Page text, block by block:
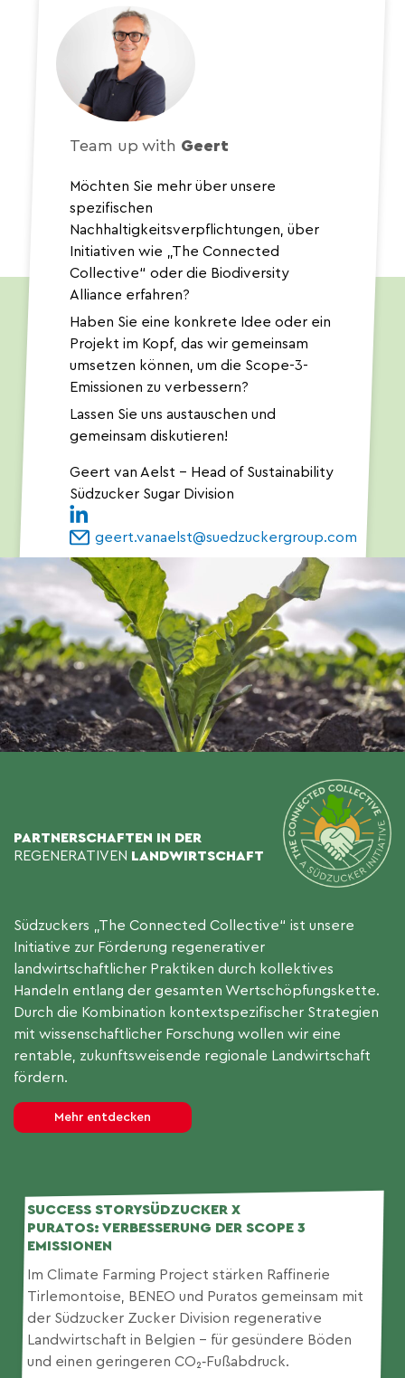
Team up with Geert
Möchten Sie mehr über unsere
spezifischen
Nachhaltigkeitsverpflichtungen, über
Initiativen wie „The Connected
Collective“ oder die Biodiversity
Alliance erfahren?
Haben Sie eine konkrete Idee oder ein
Projekt im Kopf, das wir gemeinsam
umsetzen können, um die Scope-3-
Emissionen zu verbessern?
Lassen Sie uns austauschen und
gemeinsam diskutieren!
Geert van Aelst – Head of Sustainability
Südzucker Sugar Division
geert.vanaelst@suedzuckergroup.com
PARTNERSCHAFTEN IN DER
REGENERATIVEN LANDWIRTSCHAFT
Südzuckers „The Connected Collective“ ist unsere
Initiative zur Förderung regenerativer
landwirtschaftlicher Praktiken durch kollektives
Handeln entlang der gesamten Wertschöpfungskette.
Durch die Kombination kontextspezifischer Strategien
mit wissenschaftlicher Forschung wollen wir eine
rentable, zukunftsweisende regionale Landwirtschaft
fördern.
Mehr entdecken
SUCCESS STORYSÜDZUCKER X
PURATOS: VERBESSERUNG DER SCOPE 3
EMISSIONEN
Im Climate Farming Project stärken Raffinerie
Tirlemontoise, BENEO und Puratos gemeinsam mit
der Südzucker Zucker Division regenerative
Landwirtschaft in Belgien – für gesündere Böden
und einen geringeren CO₂‑Fußabdruck.